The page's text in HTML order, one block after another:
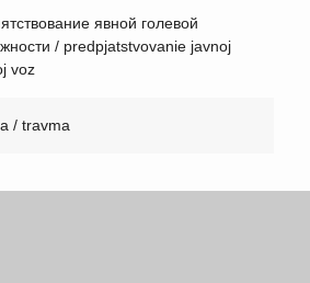
явной голевой
/ predpjatstvovanie javnoj
voz
/ travma